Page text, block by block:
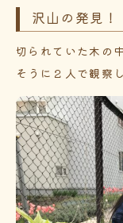
沢山の発見！
切られていた木の
そうに２人で観